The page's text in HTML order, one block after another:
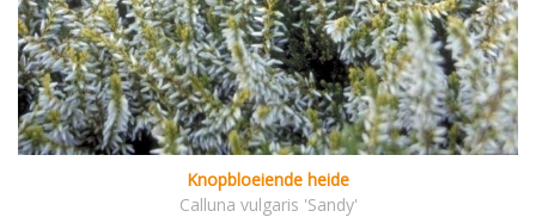
Knopbloeiende heide
Calluna vulgaris 'Sandy'